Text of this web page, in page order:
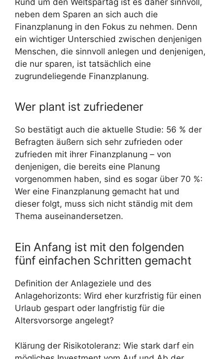
neben dem Sparen an sich auch die
Finanzplanung in den Fokus zu nehmen. Denn
ein wichtiger Unterschied zwischen denjenigen
Menschen, die sinnvoll anlegen und denjenigen,
die nur sparen, ist tatsächlich eine
zugrundeliegende Finanzplanung.
Wer plant ist zufriedener
So bestätigt auch die aktuelle Studie: 56 % der
Befragten äußern sich sehr zufrieden oder
zufrieden mit ihrer Finanzplanung – von
denjenigen, die bereits eine Planung
vorgenommen haben, sind es sogar über 70 %:
Wer eine Finanzplanung gemacht hat und
dieser folgt, muss sich nicht ständig mit dem
Thema auseinandersetzen.
Ein Anfang ist mit den folgenden
fünf einfachen Schritten gemacht
Definition der Anlageziele und des
Anlagehorizonts: Wird eher kurzfristig für einen
Urlaub gespart oder langfristig für die
Altersvorsorge angelegt?
Klärung der Risikotoleranz: Wie stark darf ein